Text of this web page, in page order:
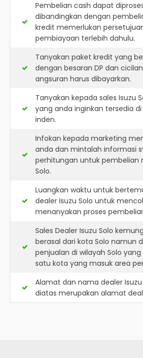
Pembelian cash dapat
dibandingkan dengan
kredit memerlukan
pembiayaan terlebih dahulu.
Tanyakan paket kredit yang
dengan besaran DP dan
angsuran harus dibayarkan.
Tanyakan kepada sales Isuzu
yang anda inginkan tersedia
inden.
Infokan kepada marketing
anda dan mintalah informasi
perhitungan untuk pembelian
Solo.
Luangkan waktu untuk
dealer Isuzu Solo untuk
menanyakan proses
Sales Dealer Isuzu Solo
berasal dari kota Solo namun
penjualan di wilayah Solo
satu kota yang masuk area
Alamat dan nama dealer
diatas merupakan alamat